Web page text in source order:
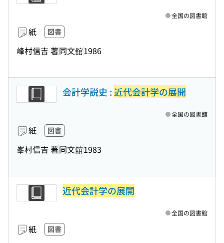
紙 図書
峰村信吉 著同文舘1986
全国の図書館
会計学説史 :近代会計学の展開
紙 図書
峯村信吉 著同文舘1983
全国の図書館
近代会計学の展開
紙 図書
全国の図書館